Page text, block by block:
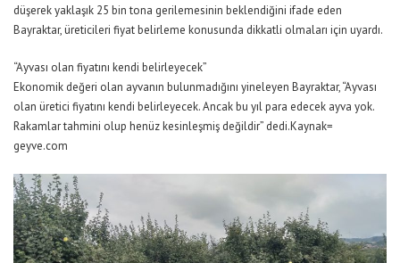
düşerek yaklaşık 25 bin tona gerilemesinin beklendiğini ifade eden
Bayraktar, üreticileri fiyat belirleme konusunda dikkatli olmaları için uyardı.
“Ayvası olan fiyatını kendi belirleyecek”
Ekonomik değeri olan ayvanın bulunmadığını yineleyen Bayraktar, “Ayvası
olan üretici fiyatını kendi belirleyecek. Ancak bu yıl para edecek ayva yok.
Rakamlar tahmini olup henüz kesinleşmiş değildir” dedi.Kaynak=
geyve.com